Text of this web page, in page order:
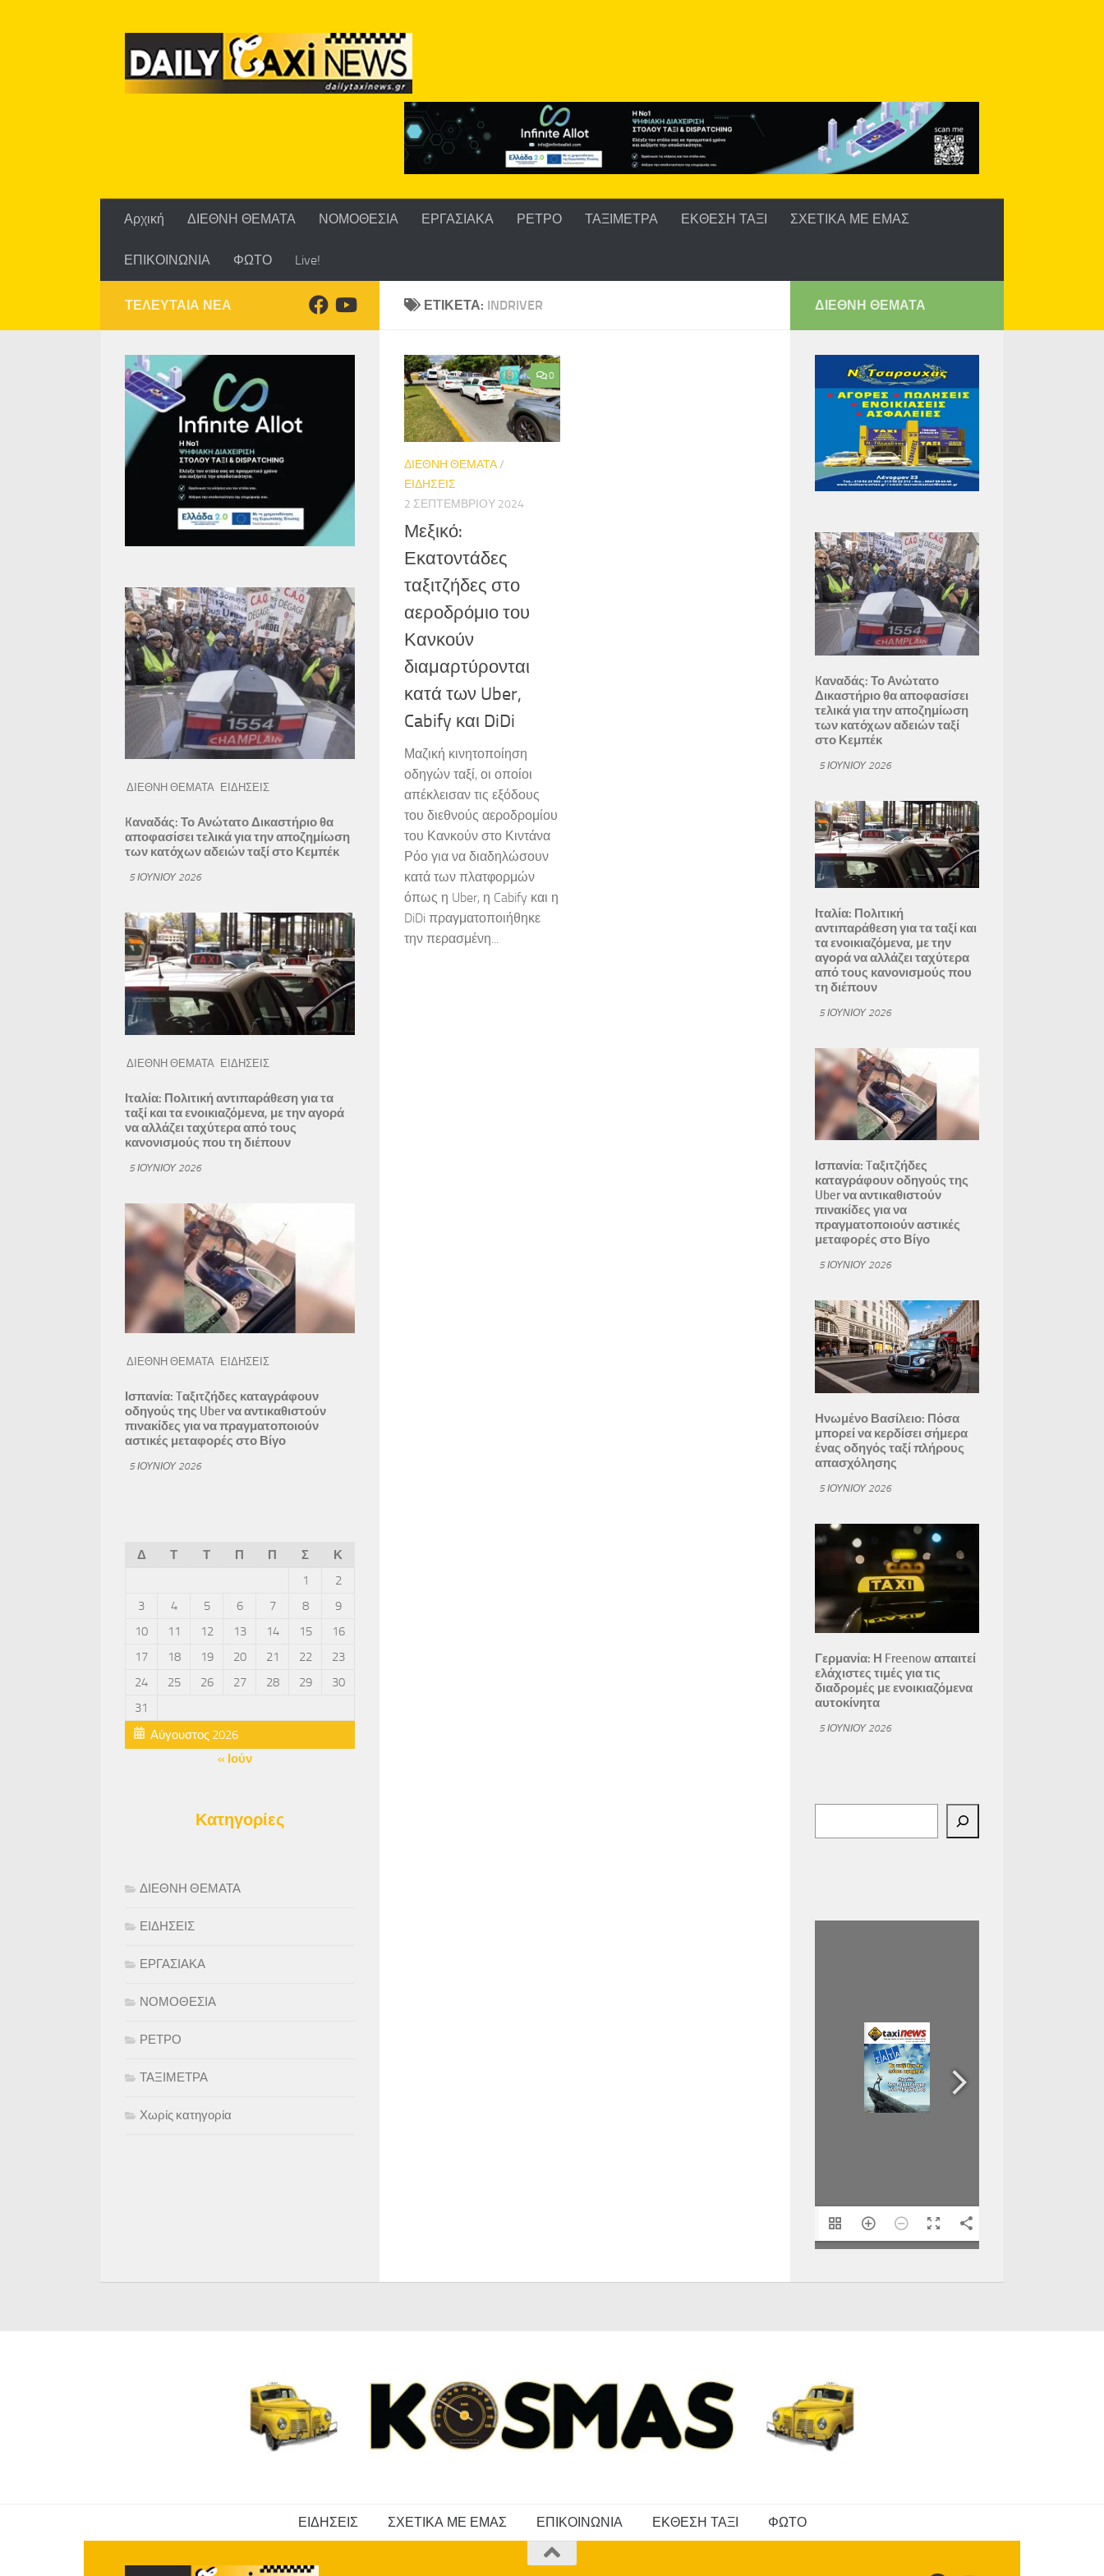
Αρχική ΔΙΕΘΝΗ ΘΕΜΑΤΑ ΝΟΜΟΘΕΣΙΑ ΕΡΓΑΣΙΑΚΑ ΡΕΤΡΟ ΤΑΞΙΜΕΤΡΑ ΕΚΘΕΣΗ ΤΑΞΙ ΣΧΕΤΙΚΑ ΜΕ ΕΜΑΣ
ΕΠΙΚΟΙΝΩΝΙΑ ΦΩΤΟ Live!
ΕΤΙΚΈΤΑ: INDRIVER
0
ΔΙΕΘΝΗ ΘΕΜΑΤΑ/
ΕΙΔΗΣΕΙΣ
2 ΣΕΠΤΕΜΒΡΊΟΥ 2024
Μεξικό:
Εκατοντάδες
ταξιτζήδες στο
αεροδρόμιο του
Κανκούν
διαμαρτύρονται
κατά των Uber,
Cabify και DiDi
Μαζική κινητοποίηση
οδηγών ταξί, οι οποίοι
απέκλεισαν τις εξόδους
του διεθνούς αεροδρομίου
του Κανκούν στο Κιντάνα
Ρόο για να διαδηλώσουν
κατά των πλατφορμών
όπως η Uber, η Cabify και η
DiDi πραγματοποιήθηκε
την περασμένη...
ΤΕΛΕΥΤΑΙΑ ΝΕΑ
ΔΙΕΘΝΗ ΘΕΜΑΤΑ ΕΙΔΗΣΕΙΣ
Kαναδάς: Το Ανώτατο Δικαστήριο θα
αποφασίσει τελικά για την αποζημίωση
των κατόχων αδειών ταξί στο Κεμπέκ
5 ΙΟΥΝΊΟΥ 2026
ΔΙΕΘΝΗ ΘΕΜΑΤΑ ΕΙΔΗΣΕΙΣ
Ιταλία: Πολιτική αντιπαράθεση για τα
ταξί και τα ενοικιαζόμενα, με την αγορά
να αλλάζει ταχύτερα από τους
κανονισμούς που τη διέπουν
5 ΙΟΥΝΊΟΥ 2026
ΔΙΕΘΝΗ ΘΕΜΑΤΑ ΕΙΔΗΣΕΙΣ
Ισπανία: Tαξιτζήδες καταγράφουν
οδηγούς της Uber να αντικαθιστούν
πινακίδες για να πραγματοποιούν
αστικές μεταφορές στο Βίγο
5 ΙΟΥΝΊΟΥ 2026
Αύγουστος 2026
Δ Τ Τ Π Π Σ
Κ
1
2
3
4 5 6 7 8
9
10
11 12 13 14 15
16
17
18 19 20 21 22
23
24
25 26 27 28 29
30
31
« Ιούν
Κατηγορίες
ΔΙΕΘΝΗ ΘΕΜΑΤΑ
ΕΙΔΗΣΕΙΣ
ΕΡΓΑΣΙΑΚΑ
ΝΟΜΟΘΕΣΙΑ
ΡΕΤΡΟ
ΤΑΞΙΜΕΤΡΑ
Χωρίς κατηγορία
ΔΙΕΘΝΗ ΘΕΜΑΤΑ
Kαναδάς: Το Ανώτατο
Δικαστήριο θα αποφασίσει
τελικά για την αποζημίωση
των κατόχων αδειών ταξί
στο Κεμπέκ
5 ΙΟΥΝΊΟΥ 2026
Ιταλία: Πολιτική
αντιπαράθεση για τα ταξί και
τα ενοικιαζόμενα, με την
αγορά να αλλάζει ταχύτερα
από τους κανονισμούς που
τη διέπουν
5 ΙΟΥΝΊΟΥ 2026
Ισπανία: Tαξιτζήδες
καταγράφουν οδηγούς της
Uber να αντικαθιστούν
πινακίδες για να
πραγματοποιούν αστικές
μεταφορές στο Βίγο
5 ΙΟΥΝΊΟΥ 2026
Ηνωμένο Βασίλειο: Πόσα
μπορεί να κερδίσει σήμερα
ένας οδηγός ταξί πλήρους
απασχόλησης
5 ΙΟΥΝΊΟΥ 2026
Γερμανία: Η Freenow απαιτεί
ελάχιστες τιμές για τις
διαδρομές με ενοικιαζόμενα
αυτοκίνητα
5 ΙΟΥΝΊΟΥ 2026
ΕΙΔΗΣΕΙΣ ΣΧΕΤΙΚΑ ΜΕ ΕΜΑΣ ΕΠΙΚΟΙΝΩΝΙΑ ΕΚΘΕΣΗ ΤΑΞΙ ΦΩΤΟ